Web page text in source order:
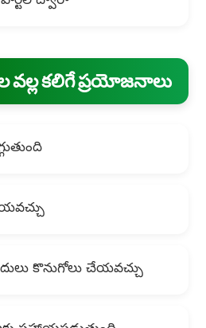
వల్ల కలిగే ప్రయోజనాలు
కొనుగోలు చేయవచ్చు